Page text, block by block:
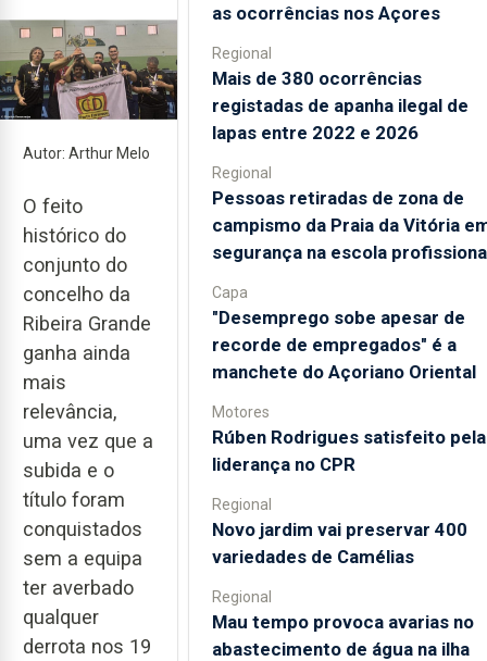
Autor: Arthur Melo
O feito
histórico do
conjunto do
concelho da
Ribeira Grande
ganha ainda
mais
relevância,
uma vez que a
subida e o
título foram
conquistados
sem a equipa
ter averbado
qualquer
derrota nos 19
as ocorrências nos Açores
Regional
Mais de 380 ocorrências
registadas de apanha ilegal de
lapas entre 2022 e 2026
Regional
Pessoas retiradas de zona de
campismo da Praia da Vitória
segurança na escola
Capa
"Desemprego sobe apesar de
recorde de empregados" é a
manchete do Açoriano Oriental
Motores
Rúben Rodrigues satisfeito pela
liderança no CPR
Regional
Novo jardim vai preservar 400
variedades de Camélias
Regional
Mau tempo provoca avarias no
abastecimento de água na ilha